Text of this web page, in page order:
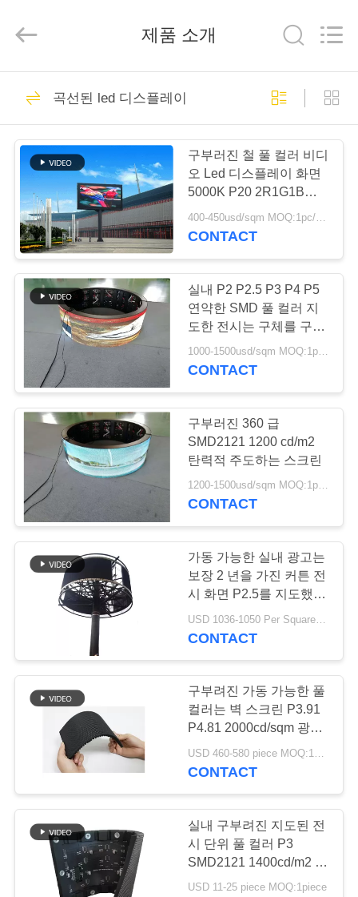
제
품
우
리
여
행
관
COMPANY
NEWS
co.,
Led 광고 판 디스플
레이
야외 풀 컬러 Led 디
스플레이
95
실내 led 스크린
지도된 광고 게시판
65
비디오 벽 임대를 주
도
제품 소개
곡선된 led 디스플레이
구부러진 철 풀 컬러 비디
오 Led 디스플레이 화면
5000K P20 2R1G1B
IP65 220V / 50hz
400-450usd/sqm MOQ:1pc/1sqm
CONTACT
실내 P2 P2.5 P3 P4 P5
연약한 SMD 풀 컬러 지
도한 전시는 구체를 구부
렸습니다
1000-1500usd/sqm MOQ:1pc/1sqm
CONTACT
구부러진 360 급
SMD2121 1200 cd/m2
탄력적 주도하는 스크린
1200-1500usd/sqm MOQ:1pc/1sqm
CONTACT
가동 가능한 실내 광고는
보장 2 년을 가진 커튼 전
시 화면 P2.5를 지도했습
니다
CONTACT
구부려진 가동 가능한 풀
컬러는 벽 스크린 P3.91
P4.81 2000cd/sqm 광도
를 지도했습니다
USD 460-580 piece MOQ:1piece
CONTACT
실내 구부려진 지도된 전
시 단위 풀 컬러 P3
SMD2121 1400cd/m2 광
도
USD 11-25 piece MOQ:1piece